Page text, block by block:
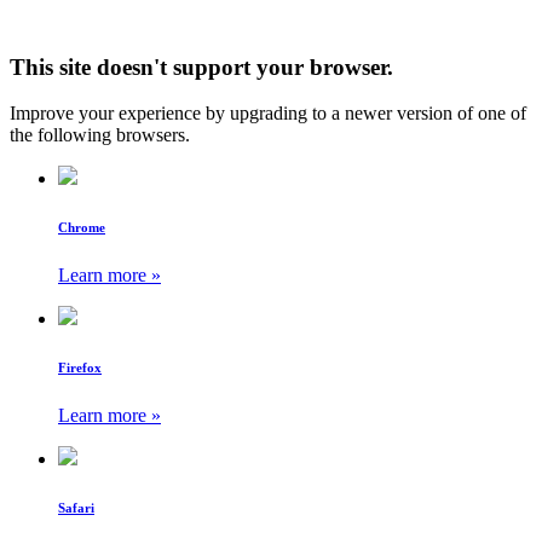
This site doesn't support your browser.
Improve your experience by upgrading to a newer version of one of
the following browsers.
Chrome
Learn more »
Firefox
Learn more »
Safari